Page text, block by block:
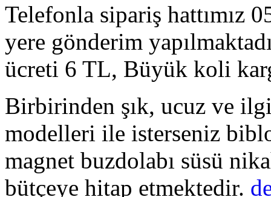
Telefonla sipariş hattımız
yere gönderim
ücreti 6 TL, Büyük koli
Birbirinden şık, ucuz ve
modelleri ile isterseniz
magnet buzdolabı süsü
bütçeye hitap etmektedir.